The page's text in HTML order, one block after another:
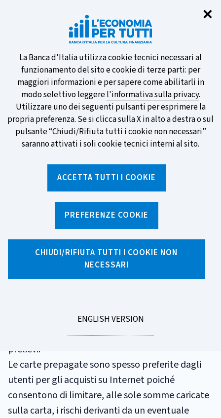
✕
Informativa
sui
cookie
La Banca d'Italia utilizza cookie tecnici necessari al
funzionamento del sito e cookie di terze parti: per
maggiori informazioni e per sapere come abilitarli in
modo selettivo leggerel'informativa sulla privacy.
Utilizzare uno dei seguenti pulsanti per esprimere la
propria preferenza. Se si clicca sulla X in alto a destra o sul
pulsante “Chiudi/Rifiuta tutti i cookie non necessari”
saranno attivati i soli cookie tecnici interni al sito.
ACCETTA TUTTI I COOKIE
PREFERENZE COOKIE
CHIUDI/RIFIUTA TUTTI I COOKIE NON
NECESSARI
GO
ENGLISH VERSION
Partecipa al sondaggio della BCE
sulle nuove banconote e vota la tua
preferita!
SCOPRI DI PIÙ
GLOSSARIO
CARTA PREPAGATA
all'emittente, il cui valore diminuisce ogni volta
che viene utilizzato per effettuare pagamenti o
prelievi.
Le carte prepagate sono spesso preferite dagli
utenti per gli acquisti su Internet poiché
consentono di limitare, alle sole somme caricate
sulla carta, i rischi derivanti da un eventuale